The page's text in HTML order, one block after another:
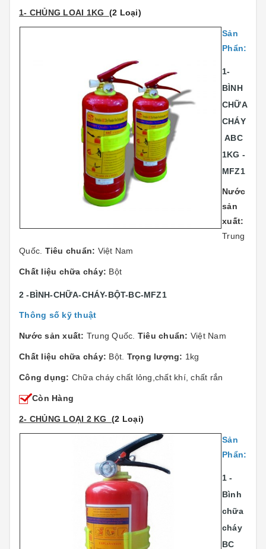
1- CHỦNG LOAI 1KG (2 Loại)
Sản
Phẩn:
1-
BÌNH
CHỮA
CHÁY
ABC
1KG -
MFZ1
Nước
sản
xuất:
Trung
Quốc. Tiêu chuẩn: Việt Nam
Chất liệu chữa cháy: Bột
2 -BÌNH-CHỮA-CHÁY-BỘT-BC-MFZ1
Thông số kỹ thuật
Nước sản xuất: Trung Quốc. Tiêu chuẩn: Việt Nam
Chất liệu chữa cháy: Bột. Trọng lượng: 1kg
Công dụng: Chữa cháy chất lỏng,chất khí, chất rắn
Còn Hàng
2- CHỦNG LOẠI 2 KG (2 Loại)
Sản
Phẩn:
1 -
Bình
chữa
cháy
BC